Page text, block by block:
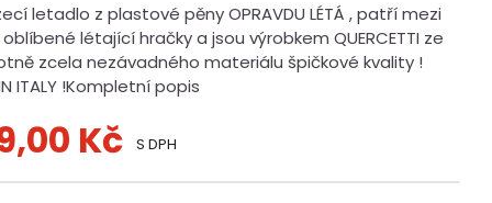
letadlo z plastové pěny OPRAVDU LÉTÁ , patří mezi
létající hračky a jsou výrobkem QUERCETTI ze
zcela nezávadného materiálu špičkové kvality !
ITALY !Kompletní popis
Kč S DPH